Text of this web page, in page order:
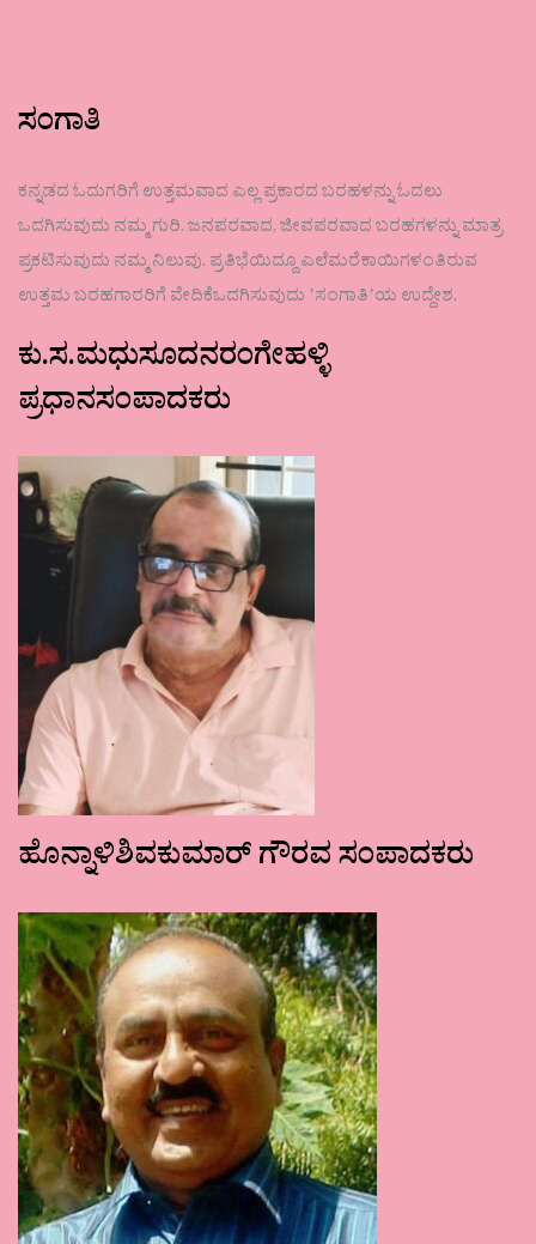
ಸಂಗಾತಿ
ಕನ್ನಡದ ಓದುಗರಿಗೆ ಉತ್ತಮವಾದ ಎಲ್ಲ ಪ್ರಕಾರದ ಬರಹಳನ್ನು ಓದಲು
ಒದಗಿಸುವುದು ನಮ್ಮ ಗುರಿ. ಜನಪರವಾದ, ಜೀವಪರವಾದ ಬರಹಗಳನ್ನು ಮಾತ್ರ
ಪ್ರಕಟಿಸುವುದು ನಮ್ಮ ನಿಲುವು. ಪ್ರತಿಭೆಯಿದ್ದೂ ಎಲೆಮರೆಕಾಯಿಗಳಂತಿರುವ
ಉತ್ತಮ ಬರಹಗಾರರಿಗೆ ವೇದಿಕೆಒದಗಿಸುವುದು ʼಸಂಗಾತಿʼಯ ಉದ್ದೇಶ.
ಕು.ಸ.ಮಧುಸೂದನರಂಗೇಹಳ್ಳಿ
ಪ್ರಧಾನಸಂಪಾದಕರು
ಹೊನ್ನಾಳಿಶಿವಕುಮಾರ್ ಗೌರವ ಸಂಪಾದಕರು